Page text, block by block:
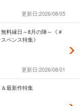
更新日:2026/08/05
料縁日～8月の陣～《＃
ペンス特集》
更新日:2026/08/01
最新作特集